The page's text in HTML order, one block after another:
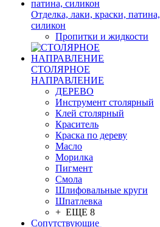
Отделка, лаки, краски, патина,
силикон
Пропитки и жидкости
СТОЛЯРНОЕ
НАПРАВЛЕНИЕ
ДЕРЕВО
Инструмент столярный
Клей столярный
Краситель
Краска по дереву
Масло
Морилка
Пигмент
Смола
Шлифовальные круги
Шпатлевка
+ ЕЩЕ 8
Сопутствующие